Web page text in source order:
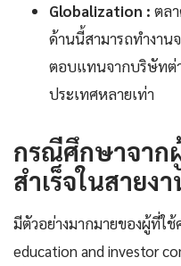
Globalization : ตล
ด้านนี้สามารถทำงาน
ตอบแทนจากบริษัทต่
ประเทศหลายเท่า
กรณีศึกษาจาก
สำเร็จในสายง
มีตัวอย่างมากมายของผู้ที่ใช้
education and investor